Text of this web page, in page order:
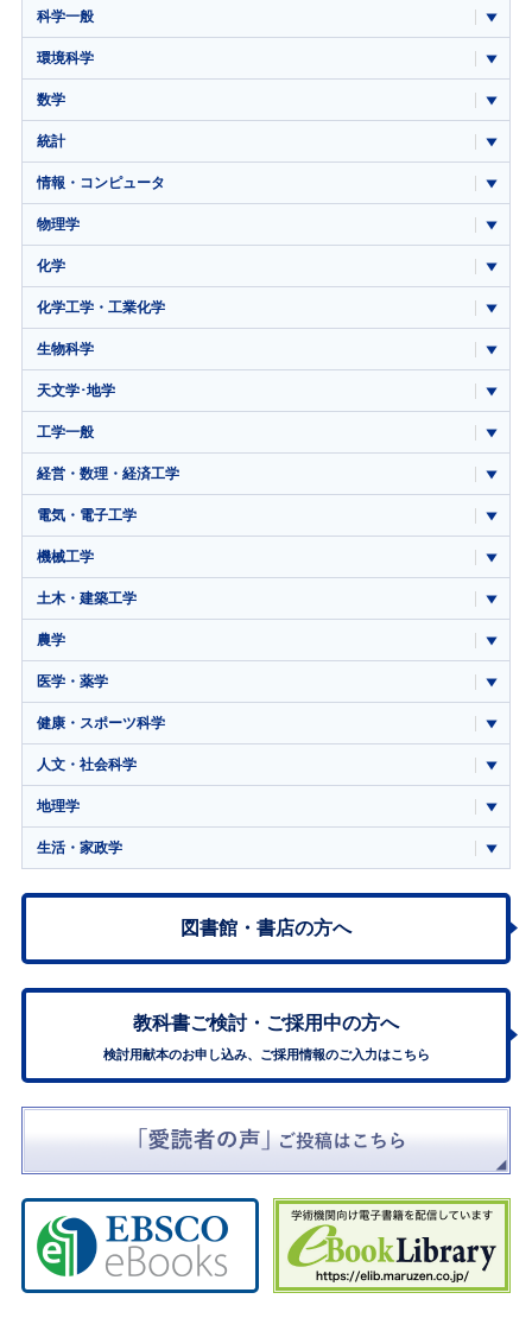
科学一般
環境科学
数学
統計
情報・コンピュータ
物理学
化学
化学工学・工業化学
生物科学
天文学･地学
工学一般
経営・数理・経済工学
電気・電子工学
機械工学
土木・建築工学
農学
医学・薬学
健康・スポーツ科学
人文・社会科学
地理学
生活・家政学
図書館・書店の方へ
教科書ご検討・ ご採用中の方へ
検討用献本のお申し込み、ご採用情報のご入力はこちら